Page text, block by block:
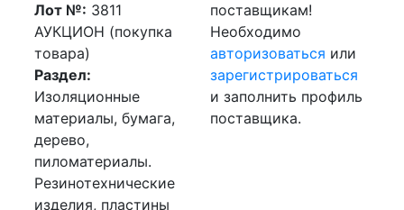
Лот №: 3811
АУКЦИОН (покупка
товара)
Раздел:
Изоляционные
материалы, бумага,
дерево,
пиломатериалы.
Резинотехнические
изделия, пластины
поставщикам!
Необходимо
авторизоваться или
зарегистрироваться
и заполнить профиль
поставщика.